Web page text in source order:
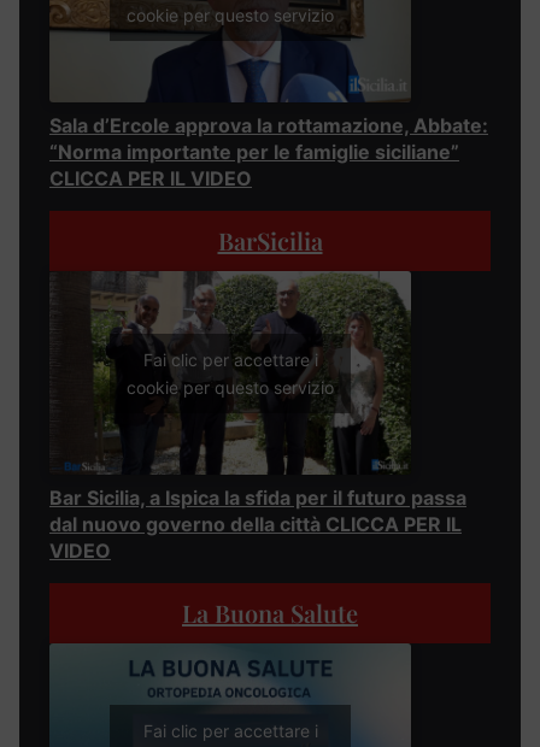
cookie per questo servizio
Sala d’Ercole approva la rottamazione, Abbate:
“Norma importante per le famiglie siciliane”
CLICCA PER IL VIDEO
BarSicilia
Fai clic per accettare i
cookie per questo servizio
Bar Sicilia, a Ispica la sfida per il futuro passa
dal nuovo governo della città CLICCA PER IL
VIDEO
La Buona Salute
Fai clic per accettare i